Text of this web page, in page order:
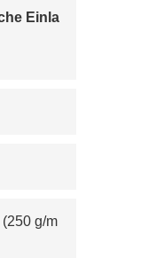
Einla
g/m